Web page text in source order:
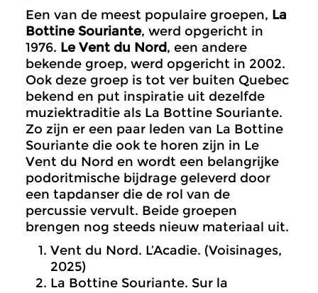
Een van de meest populaire groepen, La
Bottine Souriante, werd opgericht in
1976. Le Vent du Nord, een andere
bekende groep, werd opgericht in 2002.
Ook deze groep is tot ver buiten Quebec
bekend en put inspiratie uit dezelfde
muziektraditie als La Bottine Souriante.
Zo zijn er een paar leden van La Bottine
Souriante die ook te horen zijn in Le
Vent du Nord en wordt een belangrijke
podoritmische bijdrage geleverd door
een tapdanser die de rol van de
percussie vervult. Beide groepen
brengen nog steeds nieuw materiaal uit.
Vent du Nord. L’Acadie. (Voisinages,
2025)
La Bottine Souriante. Sur la